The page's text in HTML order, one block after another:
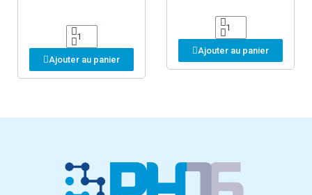
Ajouter au panier
Ajouter au panier